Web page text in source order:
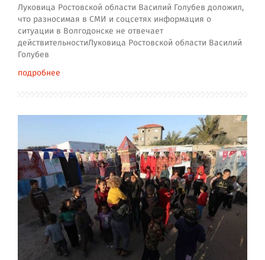
Луковица Ростовской области Василий Голубев доложил,
что разносимая в СМИ и соцсетях информация о
ситуации в Волгодонске не отвечает
действительностиЛуковица Ростовской области Василий
Голубев
подробнее